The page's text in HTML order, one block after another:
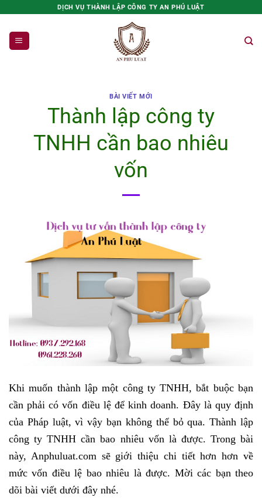
nội
dung
DỊCH VỤ THÀNH LẬP CÔNG TY AN PHÚ LUẬT
BÀI VIẾT MỚI
Thành lập công ty
TNHH cần bao nhiêu
vốn
Khi muốn thành lập một công ty TNHH, bắt buộc bạn
cần phải có vốn điều lệ để kinh doanh. Đây là quy định
của Pháp luật, vì vậy bạn không thể bỏ qua. Thành lập
công ty TNHH cần bao nhiêu vốn là được. Trong bài
này, Anphuluat.com sẽ giới thiệu chi tiết hơn hơn về
mức vốn điều lệ bao nhiêu là được. Mời các bạn theo
dõi bài viết dưới đây nhé.